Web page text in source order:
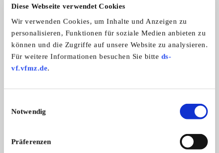
Diese Webseite verwendet Cookies
Wir verwenden Cookies, um Inhalte und Anzeigen zu
personalisieren, Funktionen für soziale Medien anbieten zu
können und die Zugriffe auf unsere Website zu analysieren.
Für weitere Informationen besuchen Sie bitte ds-
vf.vfmz.de.
Notwendig
Präferenzen
Alle Marken
OCCK - Oldtimer & Cabrio Club